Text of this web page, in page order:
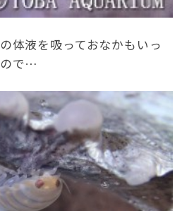
体液を吸っておなかもいっ
で…